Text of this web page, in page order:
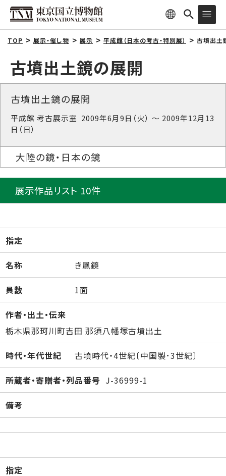
TOP 展示・催し物 展示 平成館（日本の考古・特別展） 古墳出土
古墳出土鏡の展開
古墳出土鏡の展開
平成館 考古展示室 2009年6月9日（火） ～ 2009年12月13
日（日）
大陸の鏡・日本の鏡
展示作品リスト 10件
指定
名称 き鳳鏡
員数 1面
作者・出土・伝来
栃木県那珂川町吉田 那須八幡塚古墳出土
時代・年代世紀 古墳時代・4世紀〔中国製･3世紀〕
所蔵者・寄贈者・列品番号 J-36999-1
備考
指定